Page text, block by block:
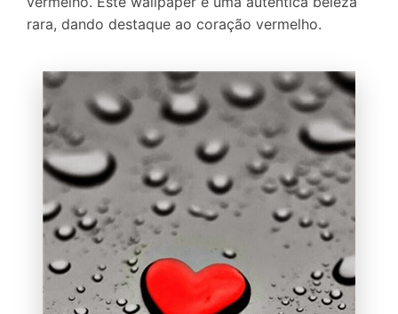
rara, dando destaque ao coração vermelho.